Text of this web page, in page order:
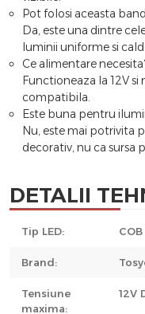
Pot folosi aceasta
Da, este una dintre
luminii uniforme si
Ce alimentare
Functioneaza la 12V si
compatibila.
Este buna pentru
Nu, este mai potrivita
decorativ, nu ca sursa
DETALII
Tip LED: COB
Brand:
Tensiune
maxima:
12V